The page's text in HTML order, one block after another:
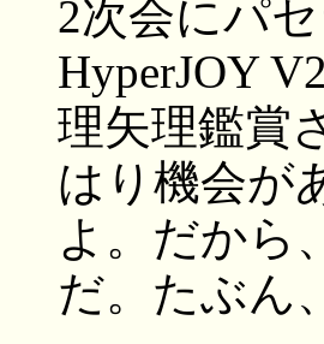
2次会にパ
HyperJOY
理矢理鑑賞
はり機会が
よ。だから
だ。たぶん